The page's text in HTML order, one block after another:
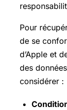
Pour
de se
d’Apple et
des
considérer :